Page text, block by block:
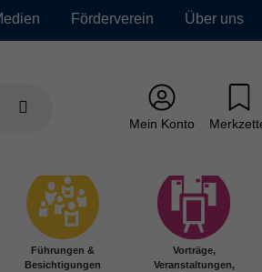
Förderverein Über uns
Mein Konto
Führungen &
Besichtigungen
Vorträge,
Veranstaltungen,